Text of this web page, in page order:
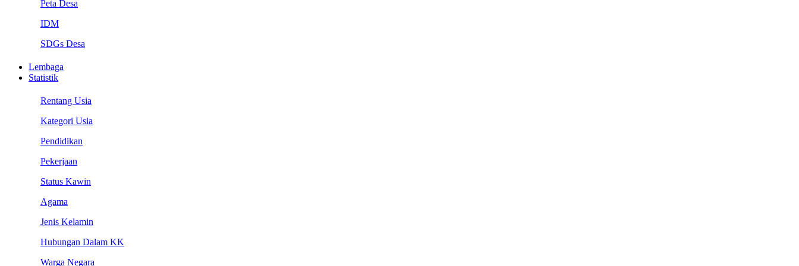
Peta Desa
IDM
SDGs Desa
Lembaga
Statistik
Rentang Usia
Kategori Usia
Pendidikan
Pekerjaan
Status Kawin
Agama
Jenis Kelamin
Hubungan Dalam KK
Warga Negara